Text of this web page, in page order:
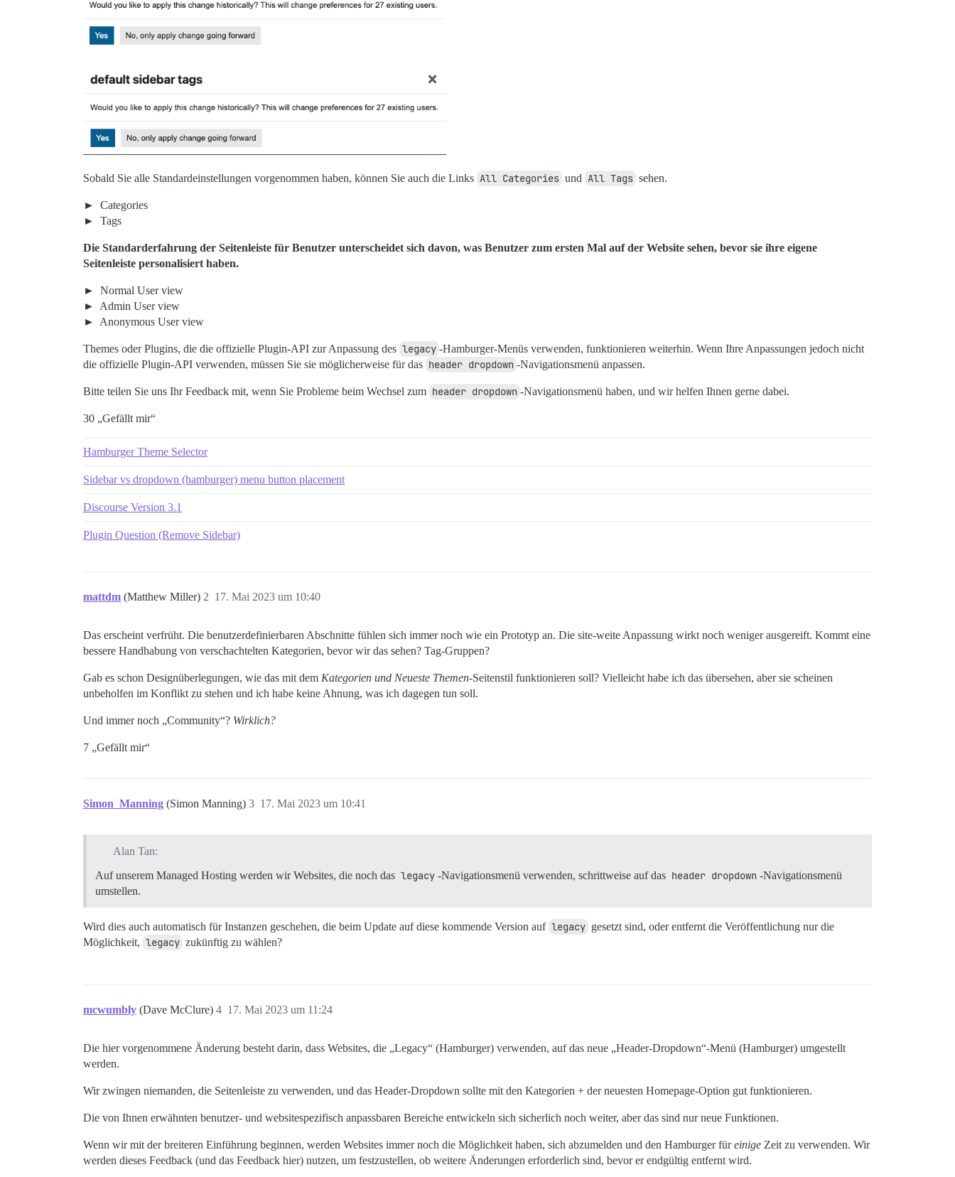
Sobald Sie alle Standardeinstellungen vorgenommen haben, können Sie auch die Links All Categories und All Tags sehen.
Categories
Tags
Die Standarderfahrung der Seitenleiste für Benutzer unterscheidet sich davon, was Benutzer zum ersten Mal auf der Website sehen, bevor sie ihre eigene
Seitenleiste personalisiert haben.
Normal User view
Admin User view
Anonymous User view
Themes oder Plugins, die die offizielle Plugin-API zur Anpassung des legacy -Hamburger-Menüs verwenden, funktionieren weiterhin. Wenn Ihre Anpassungen jedoch nicht
die offizielle Plugin-API verwenden, müssen Sie sie möglicherweise für das header dropdown -Navigationsmenü anpassen.
Bitte teilen Sie uns Ihr Feedback mit, wenn Sie Probleme beim Wechsel zum header dropdown -Navigationsmenü haben, und wir helfen Ihnen gerne dabei.
30 „Gefällt mir“
Hamburger Theme Selector
Sidebar vs dropdown (hamburger) menu button placement
Discourse Version 3.1
Plugin Question (Remove Sidebar)
mattdm (Matthew Miller) 17. Mai 2023 um 10:40
2
Das erscheint verfrüht. Die benutzerdefinierbaren Abschnitte fühlen sich immer noch wie ein Prototyp an. Die site-weite Anpassung wirkt noch weniger ausgereift. Kommt eine
bessere Handhabung von verschachtelten Kategorien, bevor wir das sehen? Tag-Gruppen?
Gab es schon Designüberlegungen, wie das mit dem Kategorien und Neueste Themen-Seitenstil funktionieren soll? Vielleicht habe ich das übersehen, aber sie scheinen
unbeholfen im Konflikt zu stehen und ich habe keine Ahnung, was ich dagegen tun soll.
Und immer noch „Community“? Wirklich?
7 „Gefällt mir“
Simon_Manning (Simon Manning) 17. Mai 2023 um 10:41
3
Alan Tan:
Auf unserem Managed Hosting werden wir Websites, die noch das legacy -Navigationsmenü verwenden, schrittweise auf das header dropdown -Navigationsmenü
umstellen.
Wird dies auch automatisch für Instanzen geschehen, die beim Update auf diese kommende Version auf legacy gesetzt sind, oder entfernt die Veröffentlichung nur die
Möglichkeit, legacy zukünftig zu wählen?
mcwumbly (Dave McClure) 17. Mai 2023 um 11:24
4
Die hier vorgenommene Änderung besteht darin, dass Websites, die „Legacy“ (Hamburger) verwenden, auf das neue „Header-Dropdown“-Menü (Hamburger) umgestellt
werden.
Wir zwingen niemanden, die Seitenleiste zu verwenden, und das Header-Dropdown sollte mit den Kategorien + der neuesten Homepage-Option gut funktionieren.
Die von Ihnen erwähnten benutzer- und websitespezifisch anpassbaren Bereiche entwickeln sich sicherlich noch weiter, aber das sind nur neue Funktionen.
Wenn wir mit der breiteren Einführung beginnen, werden Websites immer noch die Möglichkeit haben, sich abzumelden und den Hamburger füreinige Zeit zu verwenden. Wir
werden dieses Feedback (und das Feedback hier) nutzen, um festzustellen, ob weitere Änderungen erforderlich sind, bevor er endgültig entfernt wird.